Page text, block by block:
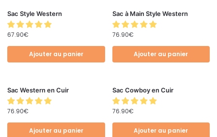
Sac Style Western
67.90€
Ajouter au panier
Sac à Main Style Western
76.90€
Ajouter au panier
Sac Western en Cuir
76.90€
Ajouter au panier
Sac Cowboy en Cuir
76.90€
Ajouter au panier